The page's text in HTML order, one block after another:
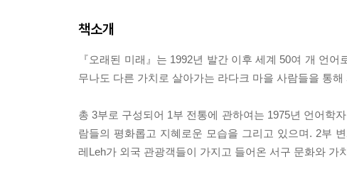
책소개
『오래된 미래』는 1992년 발간 이후 세계 50여 개 언
무나도 다른 가치로 살아가는 라다크 마을 사람들을 통
총 3부로 구성되어 1부 전통에 관하여는 1975년 언어학
람들의 평화롭고 지혜로운 모습을 그리고 있으며. 2부
레Leh가 외국 관광객들이 가지고 들어온 서구 문화와